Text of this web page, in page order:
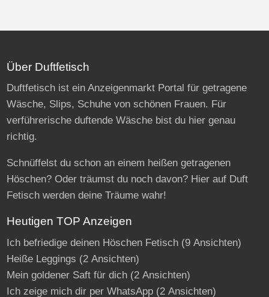
Über Duftfetisch
Duftfetisch ist ein Anzeigenmarkt Portal für getragene
Wäsche, Slips, Schuhe von schönen Frauen. Für
verführerische duftende Wäsche bist du hier genau
richtig.
Schnüffelst du schon an einem heißen getragenen
Höschen? Oder träumst du noch davon? Hier auf Duft
Fetisch werden deine Träume wahr!
Heutigen TOP Anzeigen
Ich befriedige deinen Höschen Fetisch(9 Ansichten)
Heiße Leggings (2 Ansichten)
Mein goldener Saft für dich(2 Ansichten)
Ich zeige mich dir per WhatsApp(2 Ansichten)